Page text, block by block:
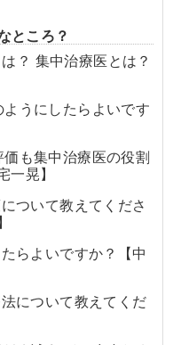
ところ？
？ 集中治療医とは？
うにしたらよいです
も集中治療医の役割
晃】
ついて教えてくださ
らよいですか？【中
について教えてくだ